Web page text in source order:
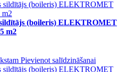
(boileris) ELEKTROMET
m2
Pievienot salīdzināšanai